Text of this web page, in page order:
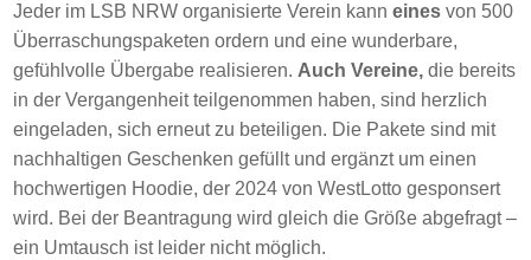
Jeder im LSB NRW organisierte Verein kanneines von 500
Überraschungspaketen ordern und eine wunderbare,
gefühlvolle Übergabe realisieren. Auch Vereine, die bereits
in der Vergangenheit teilgenommen haben, sind herzlich
eingeladen, sich erneut zu beteiligen. Die Pakete sind mit
nachhaltigen Geschenken gefüllt und ergänzt um einen
hochwertigen Hoodie, der 2024 von WestLotto gesponsert
wird. Bei der Beantragung wird gleich die Größe abgefragt –
ein Umtausch ist leider nicht möglich.